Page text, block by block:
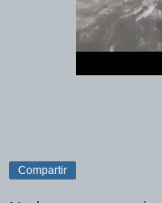
Compartir